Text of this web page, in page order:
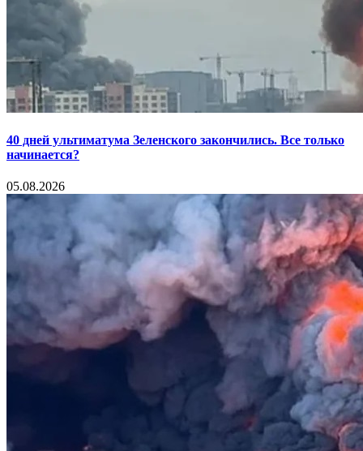
40 дней ультиматума Зеленского закончились. Все только
начинается?
05.08.2026